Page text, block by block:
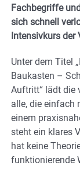
Fachbegriffe
sich schnell
Intensivkurs der
Unter dem Titel
Baukasten –
Auftritt“ lädt die
alle, die einfach
einem
steht ein klares
hat keine
funktionierende